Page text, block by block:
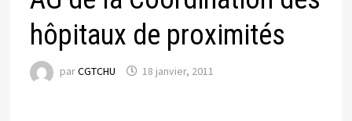
hôpitaux de proximités
parCGTCHU 18 janvier, 2011